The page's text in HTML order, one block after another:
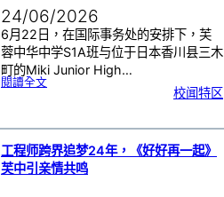
宙
：
望
远
镜
的
超
能
力
24/06/2026
6月22日，在国际事务处的安排下，芙
蓉中华中学S1A班与位于日本香川县三木
町的Miki Junior High…
閱讀全文:芙
线
交
流
|传
统
游
校闻特区
工程师跨界追梦24年，《好好再一起》
芙中引亲情共鸣